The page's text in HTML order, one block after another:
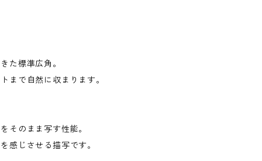
た標準広角。
まで自然に収まります。
そのまま写す性能。
感じさせる描写です。